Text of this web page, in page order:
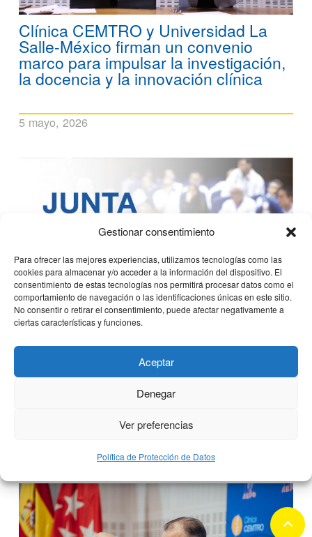
Gestionar consentimiento
Para ofrecer las mejores experiencias, utilizamos tecnologías como las
cookies para almacenar y/o acceder a la información del dispositivo. El
consentimiento de estas tecnologías nos permitirá procesar datos como el
comportamiento de navegación o las identificaciones únicas en este sitio.
No consentir o retirar el consentimiento, puede afectar negativamente a
ciertas características y funciones.
Aceptar
Denegar
Ver preferencias
Política de Protección de Datos
Clínica CEMTRO y Universidad La
Salle-México firman un convenio
marco para impulsar la investigación,
la docencia y la innovación clínica
5 mayo, 2026
Junta General Ordinaria de
Accionistas 2026
keyboard_arrow_up